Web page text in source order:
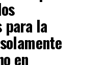
para la
en